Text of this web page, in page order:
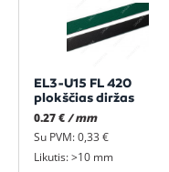
EL3-U15 FL 420
plokščias diržas
0.27 €/ mm
Su PVM: 0,33 €
Likutis: >10 mm